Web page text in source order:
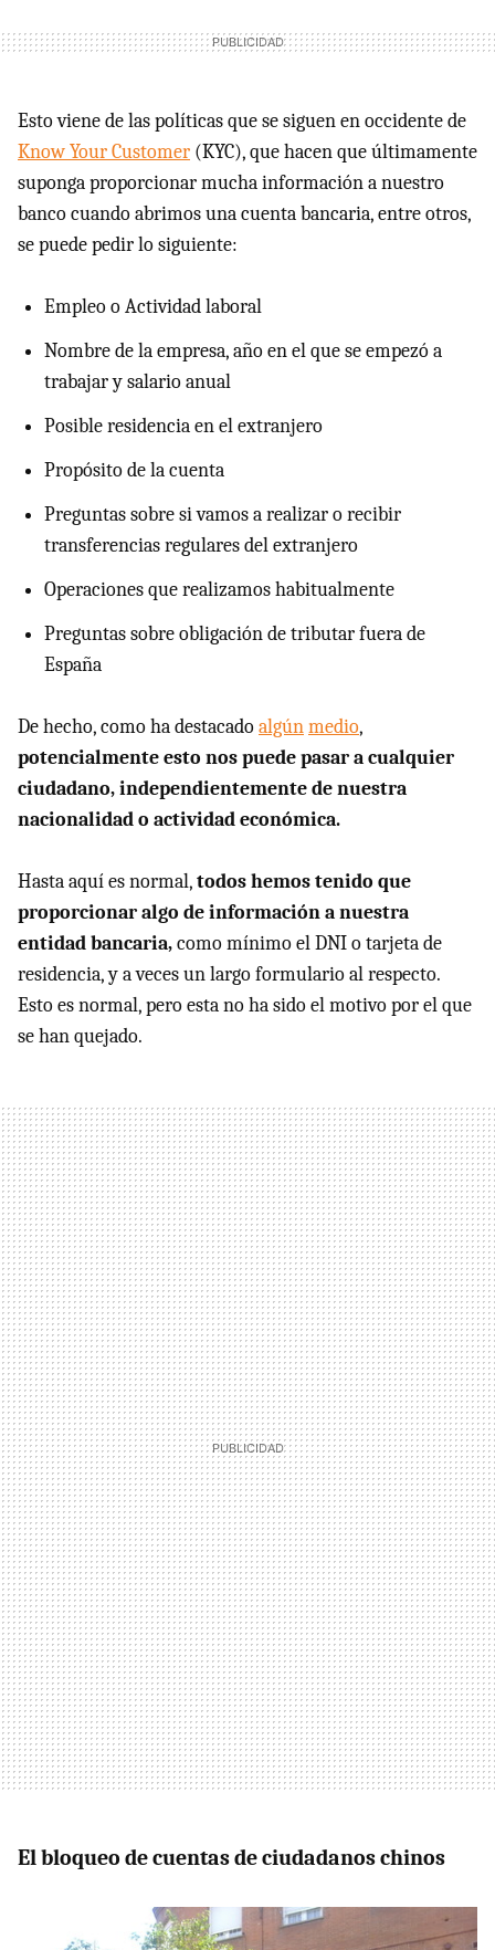
Esto viene de las políticas que se siguen en occidente de
Know Your Customer (KYC), que hacen que últimamente
suponga proporcionar mucha información a nuestro
banco cuando abrimos una cuenta bancaria, entre otros,
se puede pedir lo siguiente:
Empleo o Actividad laboral
Nombre de la empresa, año en el que se empezó a
trabajar y salario anual
Posible residencia en el extranjero
Propósito de la cuenta
Preguntas sobre si vamos a realizar o recibir
transferencias regulares del extranjero
Operaciones que realizamos habitualmente
Preguntas sobre obligación de tributar fuera de
España
De hecho, como ha destacadoalgúnmedio,
potencialmente esto nos puede pasar a cualquier
ciudadano, independientemente de nuestra
nacionalidad o actividad económica.
Hasta aquí es normal,todos hemos tenido que
proporcionar algo de información a nuestra
entidad bancaria,como mínimo el DNI o tarjeta de
residencia, y a veces un largo formulario al respecto.
Esto es normal, pero esta no ha sido el motivo por el que
se han quejado.
El bloqueo de cuentas de ciudadanos chinos